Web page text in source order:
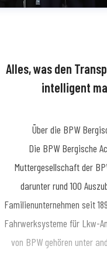
Alles, was den
intelligent
Über die BPW
​Die BPW Bergische
Muttergesellschaft der
darunter rund 100
Familienunternehmen seit
Fahrwerksysteme für Lkw-
von BPW gehören unter